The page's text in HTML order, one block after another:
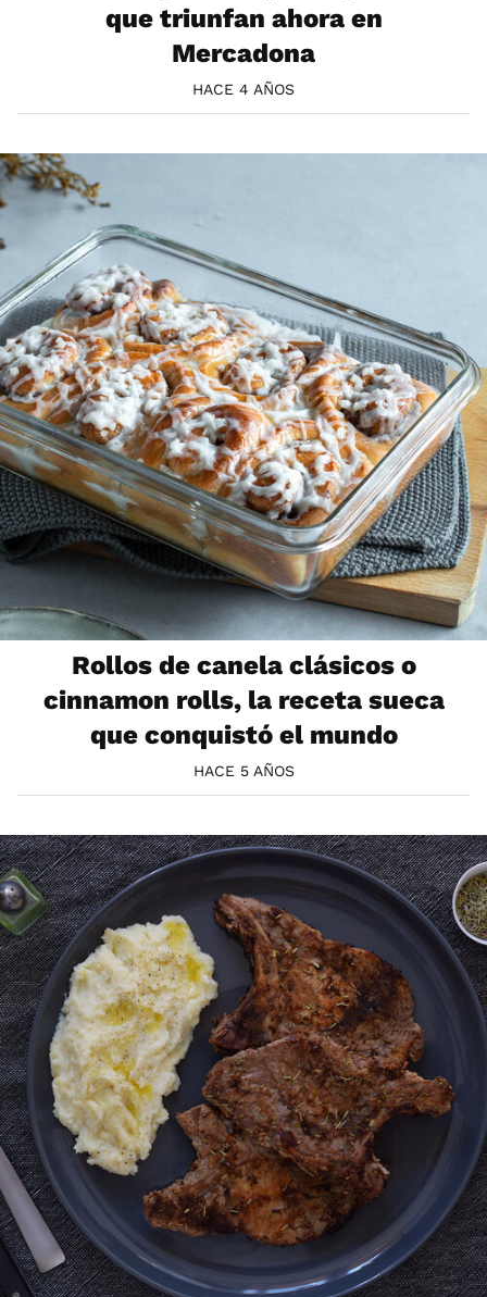
que triunfan ahora en
Mercadona
HACE 4 AÑOS
Rollos de canela clásicos o
cinnamon rolls, la receta sueca
que conquistó el mundo
HACE 5 AÑOS